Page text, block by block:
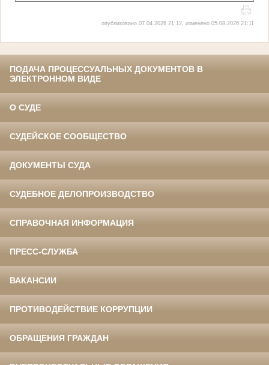
опубликовано 07.04.2026 21:12, изменено 05.08.2026 21:11
ПОДАЧА ПРОЦЕССУАЛЬНЫХ ДОКУМЕНТОВ В
ЭЛЕКТРОННОМ ВИДЕ
О СУДЕ
СУДЕЙСКОЕ СООБЩЕСТВО
ДОКУМЕНТЫ СУДА
СУДЕБНОЕ ДЕЛОПРОИЗВОДСТВО
СПРАВОЧНАЯ ИНФОРМАЦИЯ
ПРЕСС-СЛУЖБА
ВАКАНСИИ
ПРОТИВОДЕЙСТВИЕ КОРРУПЦИИ
ОБРАЩЕНИЯ ГРАЖДАН